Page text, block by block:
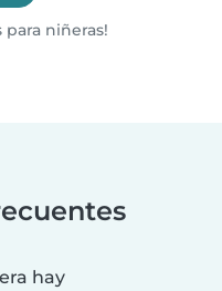
para niñeras!
hay